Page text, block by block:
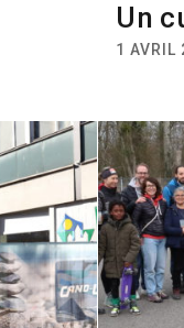
Un
1 AVRIL